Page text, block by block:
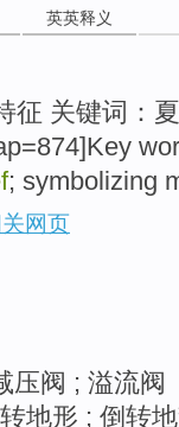
英英释义
征 关键词：
; symbolizing
网页
压阀 ; 溢流阀
地形 ; 倒转